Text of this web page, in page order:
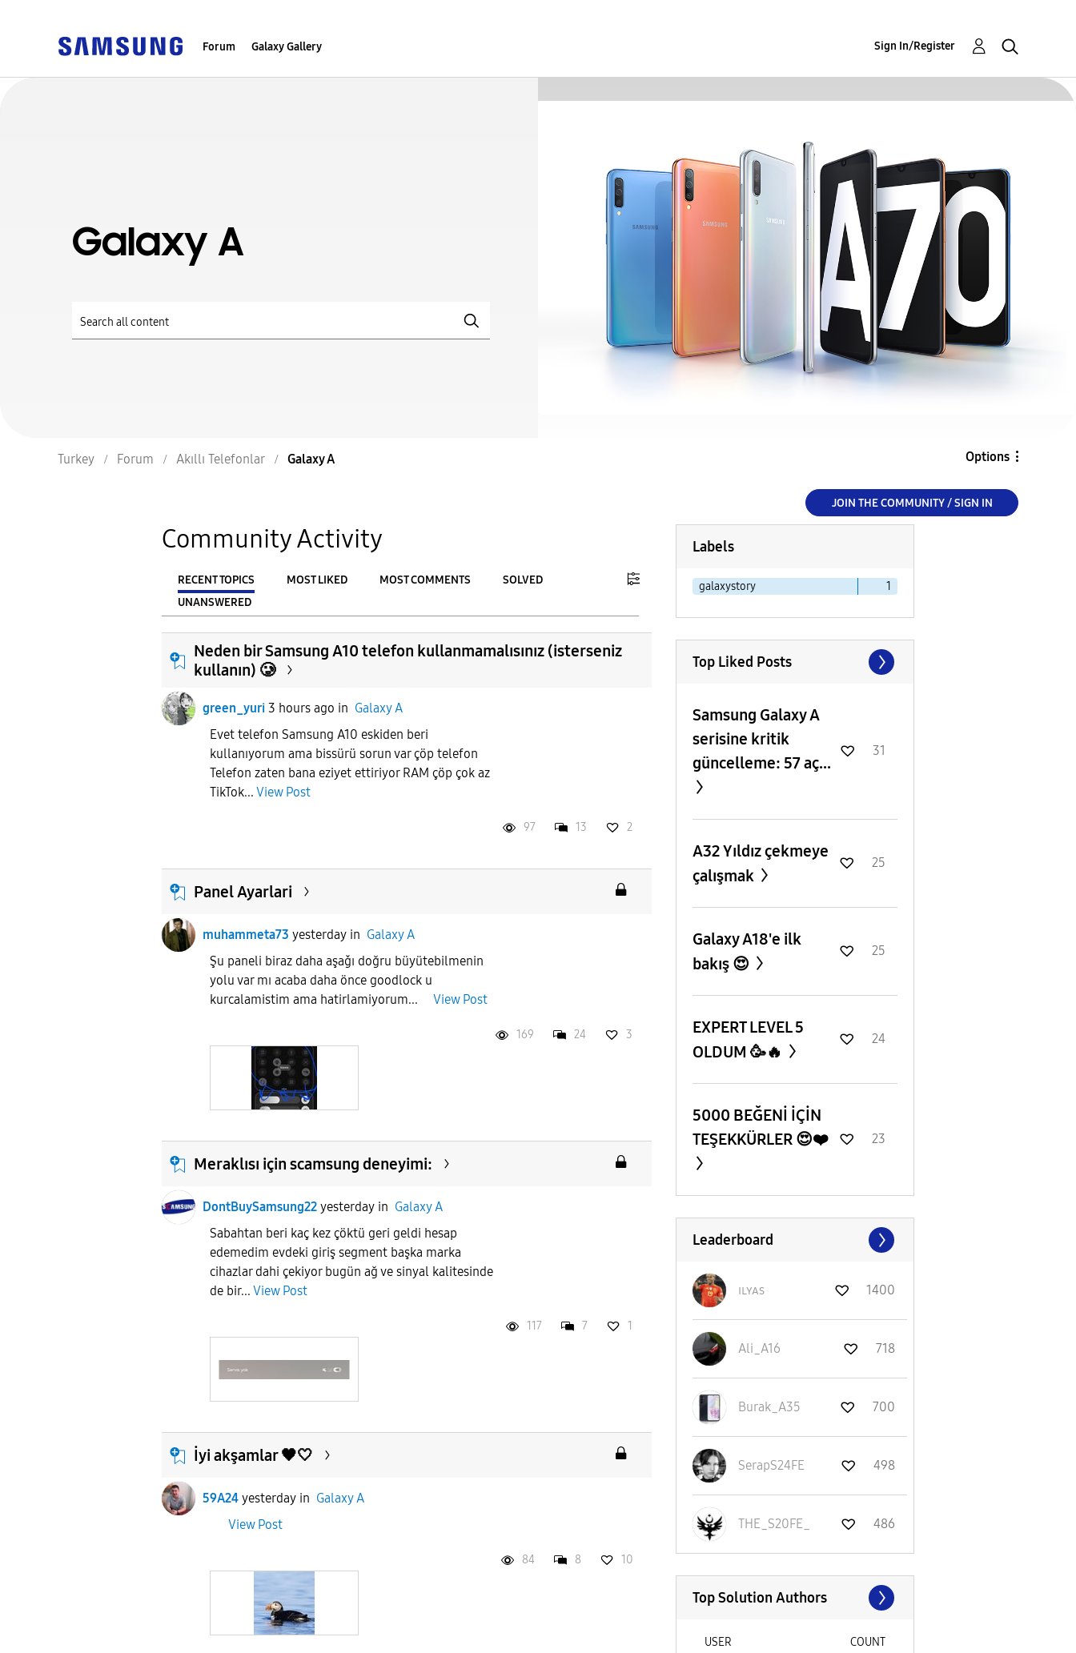
Forum Galaxy Gallery Sign In/Register
Galaxy A
Turkey Forum Akıllı Telefonlar Galaxy A Options
JOIN THE COMMUNITY / SIGN IN
Community Activity
RECENT TOPICS MOST LIKED MOST COMMENTS
SOLVED
UNANSWERED
From To
Neden bir Samsung A10 telefon kullanmamalısınız (isterseniz
kullanın) 🥲
green_yuri 3 hours ago in Galaxy A
Evet telefon Samsung A10 eskiden beri
kullanıyorum ama bissürü sorun var çöp telefon
Telefon zaten bana eziyet ettiriyor RAM çöp çok az
TikTok... View Post
97 13 2
Panel Ayarlari
muhammeta73 yesterday in Galaxy A
Şu paneli biraz daha aşaǧı doğru büyütebilmenin
yolu var mı acaba daha önce goodlock u
kurcalamistim ama hatirlamiyorum... View Post
169 24 3
Meraklısı için scamsung deneyimi:
DontBuySamsung22 yesterday in Galaxy A
Sabahtan beri kaç kez çöktü geri geldi hesap
edemedim evdeki giriş segment başka marka
cihazlar dahi çekiyor bugün ağ ve sinyal kalitesinde
de bir... View Post
117 7 1
İyi akşamlar 🖤🤍
59A24 yesterday in Galaxy A
View Post
84 8 10
Labels
galaxystory 1
Top Liked Posts
Samsung Galaxy A
serisine kritik
güncelleme: 57 aç...
31
A32 Yıldız çekmeye
çalışmak
25
Galaxy A18'e ilk
bakış 😍
25
EXPERT LEVEL 5
OLDUM 🥳🔥
24
5000 BEĞENİ İÇİN
TEŞEKKÜRLER 😍❤️
23
Leaderboard
ɪʟʏᴀs 1400
Ali_A16 718
Burak_A35 700
SerapS24FE 498
THE_S20FE_ 486
Top Solution Authors
USER COUNT